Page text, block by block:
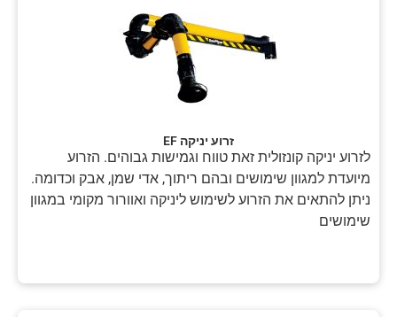
זרוע יניקה EF
לזרוע יניקה קונזולית זאת טווח וגמישות גבוהים. הזרוע
מיועדת למגוון שימושים ובהם ריתוך, אדי שמן, אבק וכדומה.
ניתן להתאים את הזרוע לשימוש ליניקה ואוורור מקומי במגוון
שימושים